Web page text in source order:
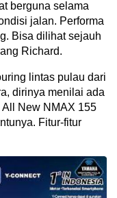
berguna selama
jalan. Performa
Bisa dilihat sejauh
Richard.
lintas pulau dari
dirinya menilai ada
New NMAX 155
Fitur-fitur